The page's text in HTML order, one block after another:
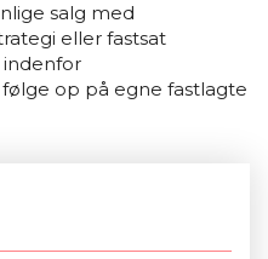
salg med
eller fastsat
indenfor
op på egne fastlagte